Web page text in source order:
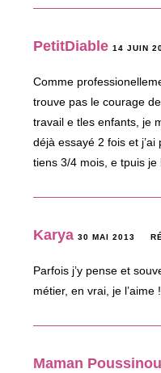
PetitDiable 14 JUIN
Comme
trouve pas le courage
travail e tles enfants, je
déjà essayé 2 fois et
tiens 3/4 mois, e tpuis je
Karya 30 MAI 2013
Parfois j’y pense et
métier, en vrai, je l’aime !
Maman Poussinou